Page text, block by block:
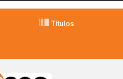
Títulos